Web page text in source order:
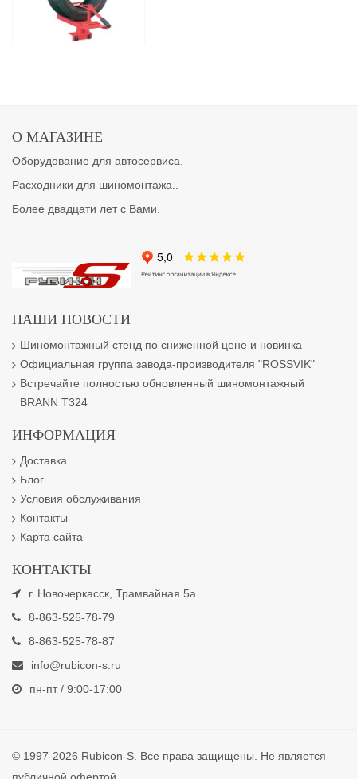
О МАГАЗИНЕ
Оборудование для автосервиса.
Расходники для шиномонтажа..
Более двадцати лет с Вами.
НАШИ НОВОСТИ
Шиномонтажный стенд по сниженной цене и новинка
Официальная группа завода-производителя "ROSSVIK"
Встречайте полностью обновленный шиномонтажный
BRANN T324
ИНФОРМАЦИЯ
Доставка
Блог
Условия обслуживания
Контакты
Карта сайта
КОНТАКТЫ
г. Новочеркасск, Трамвайная 5а
8-863-525-78-79
8-863-525-78-87
info@rubicon-s.ru
пн-пт / 9:00-17:00
© 1997-2026 Rubicon-S. Все права защищены. Не является